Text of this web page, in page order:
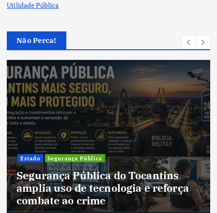
Utilidade Pública
Não Perca!
Estado Segurança Pública
Segurança Pública do Tocantins
amplia uso de tecnologia e reforça
combate ao crime